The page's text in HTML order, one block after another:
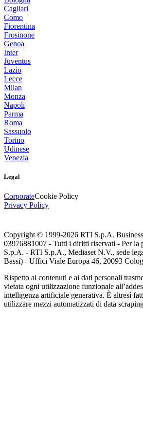
Cagliari
Como
Fiorentina
Frosinone
Genoa
Inter
Juventus
Lazio
Lecce
Milan
Monza
Napoli
Parma
Roma
Sassuolo
Torino
Udinese
Venezia
Legal
CorporateCookie Policy
Privacy Policy
Copyright © 1999-2026 RTI S.p.A.
03976881007 - Tutti i diritti riservati - Per la
S.p.A. - RTI S.p.A., Mediaset N.V., sede
Bassi) - Uffici Viale Europa 46, 20093
Rispetto ai contenuti e ai dati personali
vietata ogni utilizzazione funzionale
intelligenza artificiale generativa. È altresì
utilizzare mezzi automatizzati di data